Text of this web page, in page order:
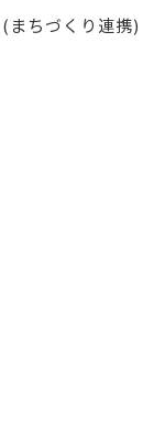
まちづくり連携)